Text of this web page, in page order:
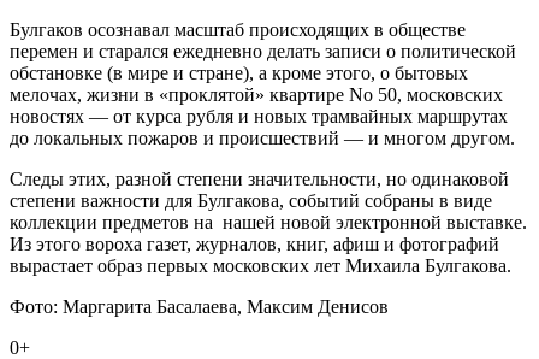
Булгаков осознавал масштаб происходящих в обществе
перемен и старался ежедневно делать записи о политической
обстановке (в мире и стране), а кроме этого, о бытовых
мелочах, жизни в «проклятой» квартире No 50, московских
новостях — от курса рубля и новых трамвайных маршрутах
до локальных пожаров и происшествий — и многом другом.
Следы этих, разной степени значительности, но одинаковой
степени важности для Булгакова, событий собраны в виде
коллекции предметов на нашей новой электронной выставке.
Из этого вороха газет, журналов, книг, афиш и фотографий
вырастает образ первых московских лет Михаила Булгакова.
Фото: Маргарита Басалаева, Максим Денисов
0+